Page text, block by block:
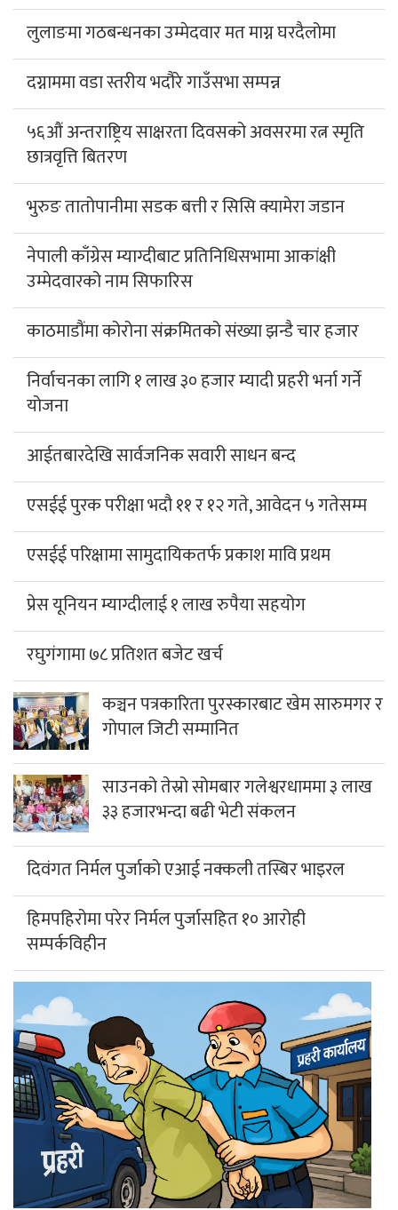
लुलाङमा गठबन्धनका उम्मेदवार मत माग्न घरदैलोमा
दग्नाममा वडा स्तरीय भदौरे गाउँसभा सम्पन्न
५६औं अन्तराष्ट्रिय साक्षरता दिवसको अवसरमा रत्न स्मृति
छात्रवृत्ति बितरण
भुरुङ तातोपानीमा सडक बत्ती र सिसि क्यामेरा जडान
नेपाली काँग्रेस म्याग्दीबाट प्रतिनिधिसभामा आकांक्षी
उम्मेदवारको नाम सिफारिस
काठमाडौंमा कोरोना संक्रमितको संख्या झन्डै चार हजार
निर्वाचनका लागि १ लाख ३० हजार म्यादी प्रहरी भर्ना गर्ने
योजना
आईतबारदेखि सार्वजनिक सवारी साधन बन्द
एसईई पुरक परीक्षा भदौ ११ र १२ गते, आवेदन ५ गतेसम्म
एसईई परिक्षामा सामुदायिकतर्फ प्रकाश मावि प्रथम
प्रेस यूनियन म्याग्दीलाई १ लाख रुपैया सहयोग
रघुगंगामा ७८ प्रतिशत बजेट खर्च
कञ्चन पत्रकारिता पुरस्कारबाट खेम सारुमगर र
गोपाल जिटी सम्मानित
साउनको तेस्रो सोमबार गलेश्वरधाममा ३ लाख
३३ हजारभन्दा बढी भेटी संकलन
दिवंगत निर्मल पुर्जाको एआई नक्कली तस्बिर भाइरल
हिमपहिरोमा परेर निर्मल पुर्जासहित १० आरोही
सम्पर्कविहीन